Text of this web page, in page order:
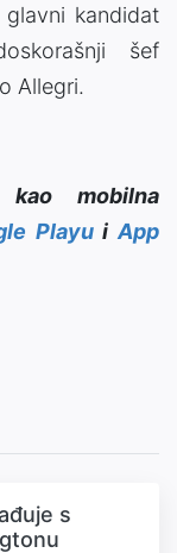
kandidat
šef
Allegri.
mobilna
PlayuiApp
s